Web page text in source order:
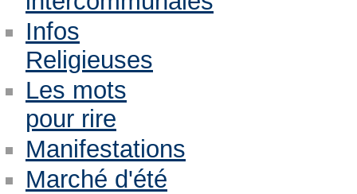
Infos
Religieuses
Les mots
pour rire
Manifestations
Marché d'été